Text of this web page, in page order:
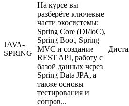
JAVA-
SPRING
На курсе вы
разберёте ключевые
части экосистемы:
Spring Core (DI/IoC),
Spring Boot, Spring
MVC и создание
REST API, работу с
базой данных через
Spring Data JPA, а
также основы
тестирования и
сопров...